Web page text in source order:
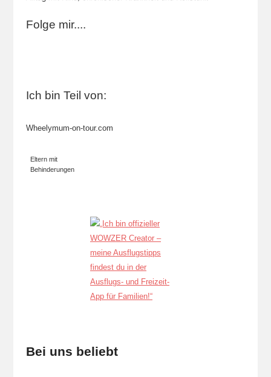
Folge mir....
Ich bin Teil von:
Wheelymum-on-tour.com
Eltern mit
Behinderungen
Bei uns beliebt